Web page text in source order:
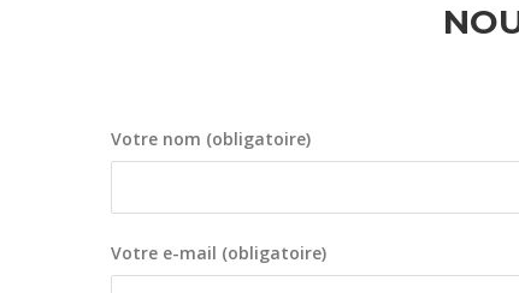
Votre nom (obligatoire)
Votre e-mail (obligatoire)